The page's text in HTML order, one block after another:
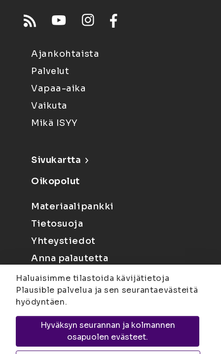
Ajankohtaista
Palvelut
Vapaa-aika
Vaikuta
Mikä ISYY
Sivukartta
Oikopolut
Materiaalipankki
Tietosuoja
Yhteystiedot
Anna palautetta
Joensuu
Suvantokatu 6, 80100 Joensuu |
KuopioYliopistonranta 15, PL 1627, 70211
Haluaisimme tilastoida kävijätietoja
Plausible palvelua ja sen seurantaevästeitä
hyödyntäen.
Hyväksyn seurannan ja kolmannen
osapuolen evästeet.